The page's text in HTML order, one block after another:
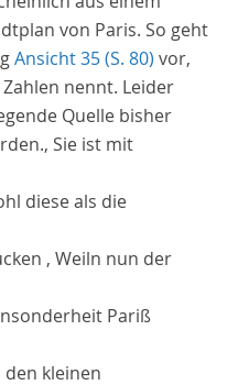
von Paris. So geht
Ansicht 35 (S. 80) vor,
nennt. Leider
Quelle bisher
, Sie ist mit
diese als die
, Weiln nun der
Pariß
kleinen